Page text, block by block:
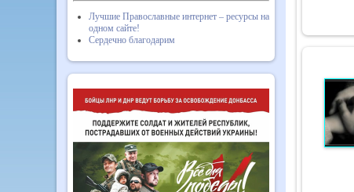
Лучшие Православные интернет – ресурсы на
одном сайте!
Сердечно благодарим